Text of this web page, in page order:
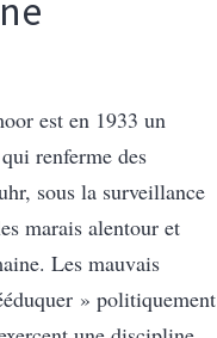
est en 1933 un
renferme des
sous la surveillance
marais alentour et
Les mauvais
» politiquement